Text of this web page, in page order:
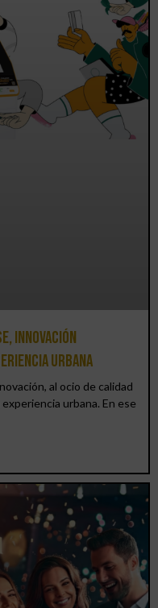
innovación
urbana
al ocio de calidad
urbana. En ese